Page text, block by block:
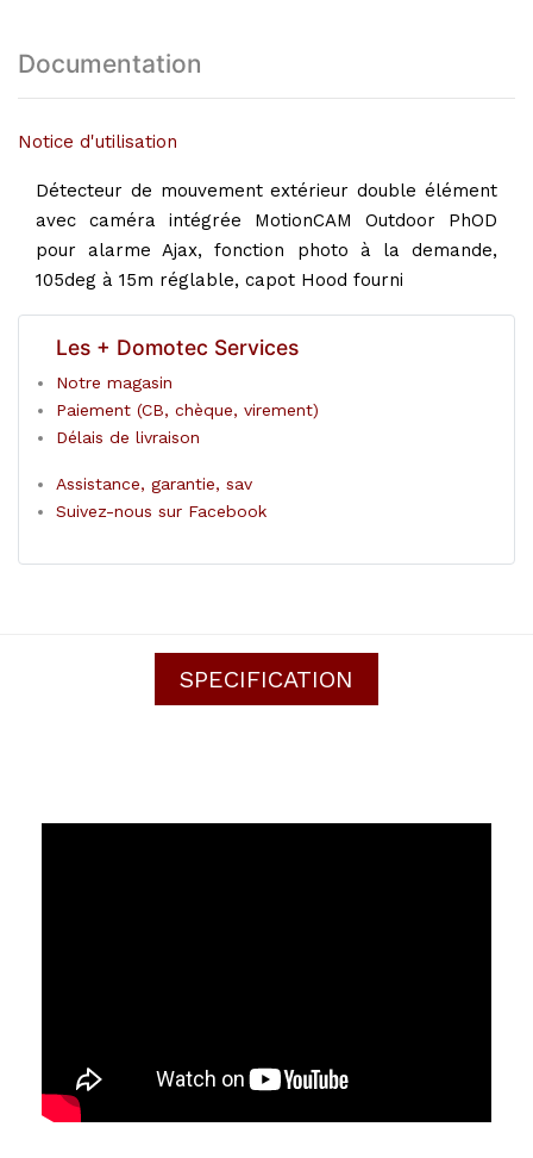
Documentation
Notice d'utilisation
Détecteur de mouvement extérieur double élément
avec caméra intégrée MotionCAM Outdoor PhOD
pour alarme Ajax, fonction photo à la demande,
105deg à 15m réglable, capot Hood fourni
Les + Domotec Services
Notre magasin
Paiement (CB, chèque, virement)
Délais de livraison
Assistance, garantie, sav
Suivez-nous sur Facebook
SPECIFICATION